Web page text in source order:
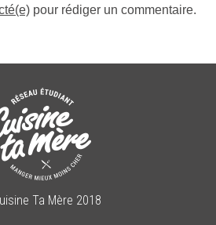
pour rédiger un commentaire.
Ta Mère 2018